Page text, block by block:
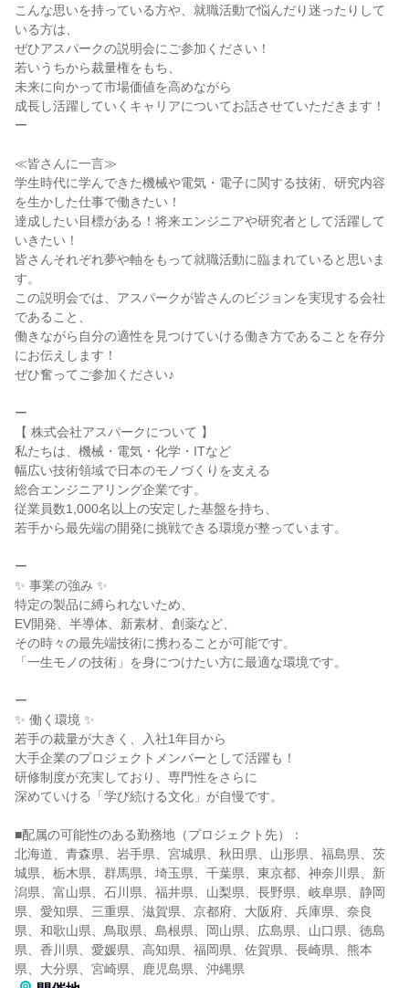
こんな思いを持っている方や、就職活動で悩んだり迷ったりして
いる方は、
ぜひアスパークの説明会にご参加ください！
若いうちから裁量権をもち、
未来に向かって市場価値を高めながら
成長し活躍していくキャリアについてお話させていただきます！
ー
≪皆さんに一言≫
学生時代に学んできた機械や電気・電子に関する技術、研究内容
を生かした仕事で働きたい！
達成したい目標がある！将来エンジニアや研究者として活躍して
いきたい！
皆さんそれぞれ夢や軸をもって就職活動に臨まれていると思いま
す。
この説明会では、アスパークが皆さんのビジョンを実現する会社
であること、
働きながら自分の適性を見つけていける働き方であることを存分
にお伝えします！
ぜひ奮ってご参加ください♪
ー
【 株式会社アスパークについて 】
私たちは、機械・電気・化学・ITなど
幅広い技術領域で日本のモノづくりを支える
総合エンジニアリング企業です。
従業員数1,000名以上の安定した基盤を持ち、
若手から最先端の開発に挑戦できる環境が整っています。
ー
✨ 事業の強み ✨
特定の製品に縛られないため、
EV開発、半導体、新素材、創薬など、
その時々の最先端技術に携わることが可能です。
「一生モノの技術」を身につけたい方に最適な環境です。
ー
✨ 働く環境 ✨
若手の裁量が大きく、入社1年目から
大手企業のプロジェクトメンバーとして活躍も！
研修制度が充実しており、専門性をさらに
深めていける「学び続ける文化」が自慢です。
■配属の可能性のある勤務地（プロジェクト先）：
北海道、青森県、岩手県、宮城県、秋田県、山形県、福島県、茨
城県、栃木県、群馬県、埼玉県、千葉県、東京都、神奈川県、新
潟県、富山県、石川県、福井県、山梨県、長野県、岐阜県、静岡
県、愛知県、三重県、滋賀県、京都府、大阪府、兵庫県、奈良
県、和歌山県、鳥取県、島根県、岡山県、広島県、山口県、徳島
県、香川県、愛媛県、高知県、福岡県、佐賀県、長崎県、熊本
県、大分県、宮崎県、鹿児島県、沖縄県